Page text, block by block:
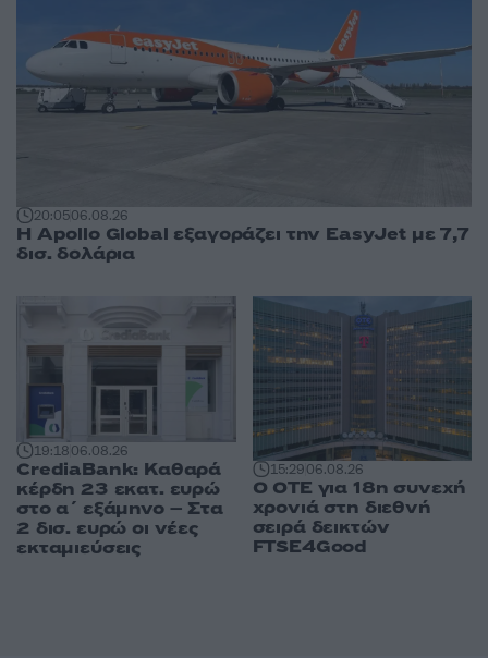
20:0506.08.26
Η Apollo Global εξαγοράζει την EasyJet με 7,7
δισ. δολάρια
19:1806.08.26
CrediaBank: Καθαρά
κέρδη 23 εκατ. ευρώ
στο α΄ εξάμηνο – Στα
2 δισ. ευρώ οι νέες
εκταμιεύσεις
15:2906.08.26
Ο ΟΤΕ για 18η συνεχή
χρονιά στη διεθνή
σειρά δεικτών
FTSE4Good